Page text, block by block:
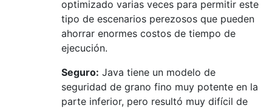
optimizado varias veces para permitir este
tipo de escenarios perezosos que pueden
ahorrar enormes costos de tiempo de
ejecución.
Seguro: Java tiene un modelo de
seguridad de grano fino muy potente en la
parte inferior, pero resultó muy difícil de